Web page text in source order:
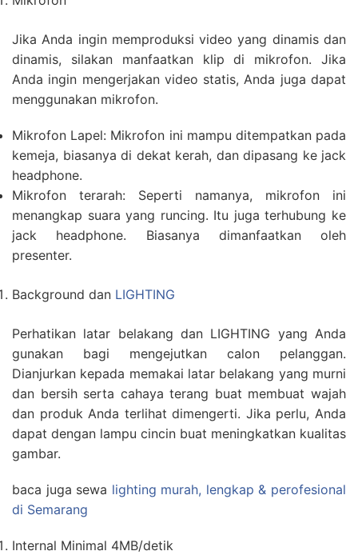
Jika Anda ingin memproduksi video yang dinamis dan
dinamis, silakan manfaatkan klip di mikrofon. Jika
Anda ingin mengerjakan video statis, Anda juga dapat
menggunakan mikrofon.
Mikrofon Lapel: Mikrofon ini mampu ditempatkan pada
kemeja, biasanya di dekat kerah, dan dipasang ke jack
headphone.
Mikrofon terarah: Seperti namanya, mikrofon ini
menangkap suara yang runcing. Itu juga terhubung ke
jack headphone. Biasanya dimanfaatkan oleh
presenter.
Background dan LIGHTING
Perhatikan latar belakang dan LIGHTING yang Anda
gunakan bagi mengejutkan calon pelanggan.
Dianjurkan kepada memakai latar belakang yang murni
dan bersih serta cahaya terang buat membuat wajah
dan produk Anda terlihat dimengerti. Jika perlu, Anda
dapat dengan lampu cincin buat meningkatkan kualitas
gambar.
baca juga sewa lighting murah, lengkap & perofesional
di Semarang
Internal Minimal 4MB/detik